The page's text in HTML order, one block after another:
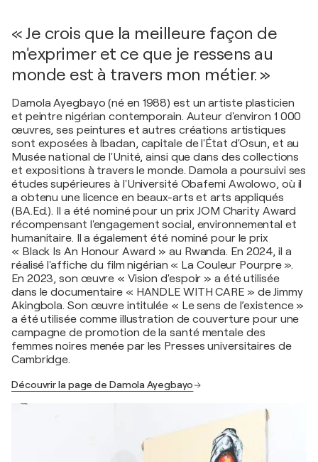
« Je crois que la meilleure façon de
m'exprimer et ce que je ressens au
monde est à travers mon métier. »
Damola Ayegbayo (né en 1988) est un artiste plasticien
et peintre nigérian contemporain. Auteur d'environ 1 000
œuvres, ses peintures et autres créations artistiques
sont exposées à Ibadan, capitale de l'État d'Osun, et au
Musée national de l'Unité, ainsi que dans des collections
et expositions à travers le monde. Damola a poursuivi ses
études supérieures à l'Université Obafemi Awolowo, où il
a obtenu une licence en beaux-arts et arts appliqués
(BA.Ed.). Il a été nominé pour un prix JOM Charity Award
récompensant l'engagement social, environnemental et
humanitaire. Il a également été nominé pour le prix
« Black Is An Honour Award » au Rwanda. En 2024, il a
réalisé l'affiche du film nigérian « La Couleur Pourpre ».
En 2023, son œuvre « Vision d'espoir » a été utilisée
dans le documentaire « HANDLE WITH CARE » de Jimmy
Akingbola. Son œuvre intitulée « Le sens de l’existence »
a été utilisée comme illustration de couverture pour une
campagne de promotion de la santé mentale des
femmes noires menée par les Presses universitaires de
Cambridge.
Découvrir la page de Damola Ayegbayo